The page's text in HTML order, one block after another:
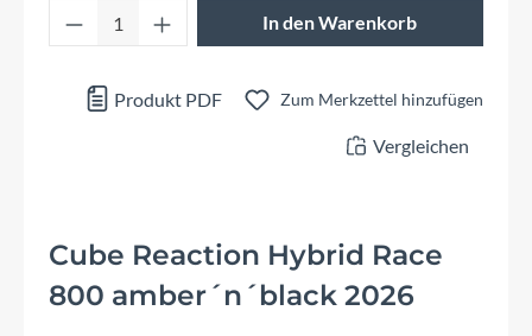
Produkt Anzahl: Gib den gewünschten
In den Warenkorb
Produkt PDF Zum Merkzettel hinzufügen
Vergleichen
Cube Reaction Hybrid Race
800 amber´n´black 2026